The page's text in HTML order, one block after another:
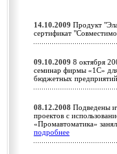
14.10.2009 Продукт
сертификат
09.10.2009 8 октября
семинар фирмы «1С» для
бюджетных
08.12.2008 Подведены
проектов с
«Промавтоматика»
подробнее